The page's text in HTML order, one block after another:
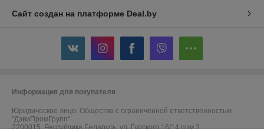
Сайт создан на платформе Deal.by
Информация для покупателя
Юридическое лицо: Общество с ограниченной ответственностью
"ДэвиПромГрупп"
2200015, Республика Беларусь, ул. Гурского 16/14 пом 3